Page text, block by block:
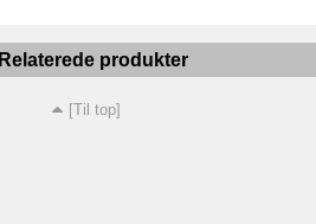
Relaterede produkter
[Til top]